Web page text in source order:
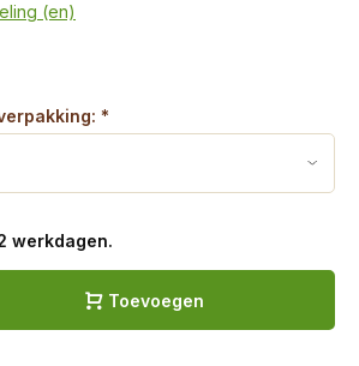
(en)
*
werkdagen.
Toevoegen